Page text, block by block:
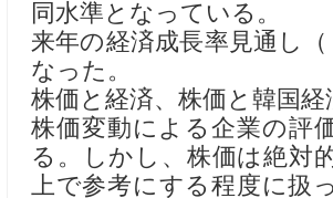
同水準となっている。
来年の経済成長率見通し
なった。
株価と経済、株価と韓国経
株価変動による企業の評
る。しかし、株価は絶対
上で参考にする程度に扱